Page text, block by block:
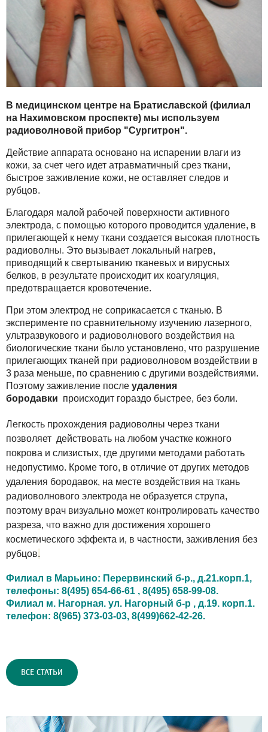
В медицинском центре на Братиславской (филиал
на Нахимовском проспекте) мы используем
радиоволновой прибор "Сургитрон".
Действие аппарата основано на испарении влаги из
кожи, за счет чего идет атравматичный срез ткани,
быстрое заживление кожи, не оставляет следов и
рубцов.
Благодаря малой рабочей поверхности активного
электрода, с помощью которого проводится удаление, в
прилегающей к нему ткани создается высокая плотность
радиоволны. Это вызывает локальный нагрев,
приводящий к свертыванию тканевых и вирусных
белков, в результате происходит их коагуляция,
предотвращается кровотечение.
При этом электрод не соприкасается с тканью. В
эксперименте по сравнительному изучению лазерного,
ультразвукового и радиоволнового воздействия на
биологические ткани было установлено, что разрушение
прилегающих тканей при радиоволновом воздействии в
3 раза меньше, по сравнению с другими воздействиями.
Поэтому заживление после удаления
бородавки происходит гораздо быстрее, без боли.
Легкость прохождения радиоволны через ткани
позволяет действовать на любом участке кожного
покрова и слизистых, где другими методами работать
недопустимо. Кроме того, в отличие от других методов
удаления бородавок, на месте воздействия на ткань
радиоволнового электрода не образуется струпа,
поэтому врач визуально может контролировать качество
разреза, что важно для достижения хорошего
косметического эффекта и, в частности, заживления без
рубцов.
Филиал в Марьино: Перервинский б-р., д.21.корп.1,
телефоны: 8(495) 654-66-61 , 8(495) 658-99-08.
Филиал м. Нагорная. ул. Нагорный б-р , д.19. корп.1.
телефон: 8(965) 373-03-03, 8(499)662-42-26.
ВСЕ СТАТЬИ